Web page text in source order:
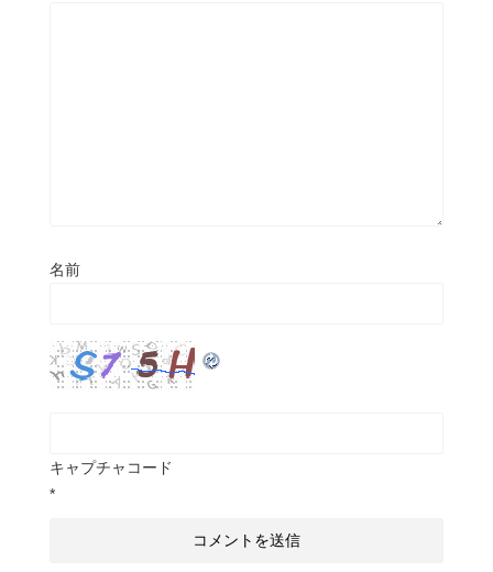
名前
キャプチャコード
*